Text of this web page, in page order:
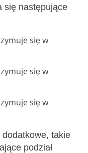
się następujące
się w
się w
się w
takie
podział